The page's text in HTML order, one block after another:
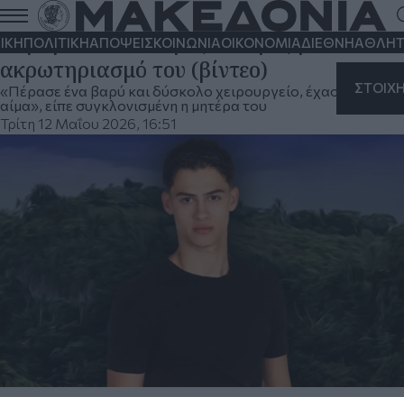
ΠΟΛΙΤΙΚΗΑΠΟΨΕΙΣΚΟΙΝΩΝΙΑΟΙΚΟΝΟΜΙΑΔΙΕΘΝΗ
Survivor: Σε κρίσιμη κατάσταση
παραμένει ο Σταύρος Φλώρος μετά τον
ακρωτηριασμό του (βίντεο)
«Πέρασε ένα βαρύ και δύσκολο χειρουργείο, έχασε πολύ
αίμα», είπε συγκλονισμένη η μητέρα του
Τρίτη 12 Μαΐου 2026, 16:51